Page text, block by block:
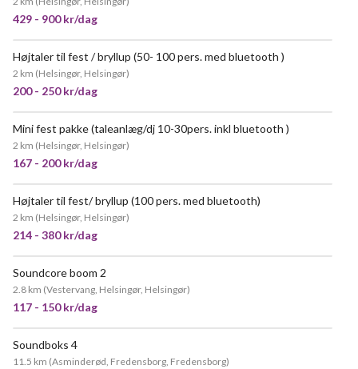
429 - 900 kr/dag
POPULÆR
Højtaler til fest / bryllup (50- 100 pers. med bluetooth )
2 km (Helsingør, Helsingør)
200 - 250 kr/dag
Mini fest pakke (taleanlæg/dj 10-30pers. inkl bluetooth )
2 km (Helsingør, Helsingør)
167 - 200 kr/dag
Højtaler til fest/ bryllup (100 pers. med bluetooth)
2 km (Helsingør, Helsingør)
214 - 380 kr/dag
Soundcore boom 2
2.8 km (Vestervang, Helsingør, Helsingør)
117 - 150 kr/dag
Soundboks 4
11.5 km (Asminderød, Fredensborg, Fredensborg)